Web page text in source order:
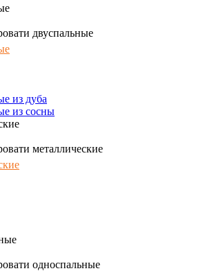
двуспальные
из дуба
из сосны
металлические
односпальные